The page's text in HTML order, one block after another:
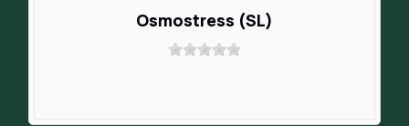
Osmostress (SL)